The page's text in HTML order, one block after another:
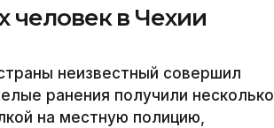
человек в Чехии
неизвестный совершил
ранения получили несколько
на местную полицию,